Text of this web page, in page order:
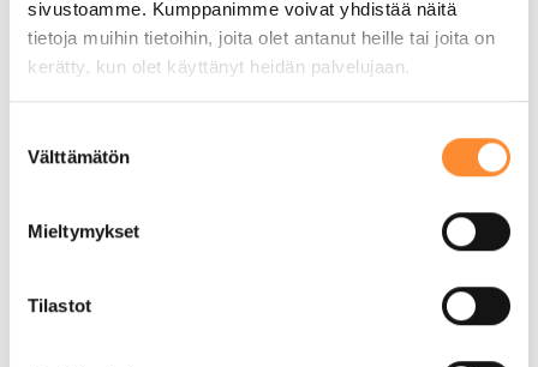
sivustoamme. Kumppanimme voivat yhdistää näitä
tietoja muihin tietoihin, joita olet antanut heille tai joita on
kerätty, kun olet käyttänyt heidän palvelujaan.
Välttämätön
Mieltymykset
Tilastot
5 elokuun, 2026